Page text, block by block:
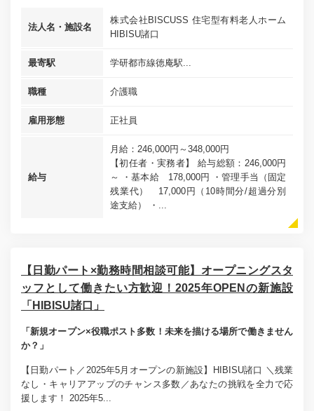
法人名・施設名
株式会社BISCUSS 住宅型有料老人ホーム
HIBISU諸口
最寄駅 学研都市線徳庵駅...
職種 介護職
雇用形態 正社員
給与
月給：246,000円～348,000円
【初任者・実務者】 給与総額：246,000円
～ ・基本給 178,000円 ・管理手当（固定
残業代） 17,000円（10時間分/超過分別
途支給） ・...
【日勤パート×勤務時間相談可能】オープニングスタ
ッフとして働きたい方歓迎！2025年OPENの新施設
「HIBISU諸口」
「新規オープン×役職ポスト多数！未来を描ける場所で働きません
か？」
【日勤パート／2025年5月オープンの新施設】HIBISU諸口 ＼残業
なし・キャリアアップのチャンス多数／あなたの挑戦を全力で応
援します！ 2025年5...